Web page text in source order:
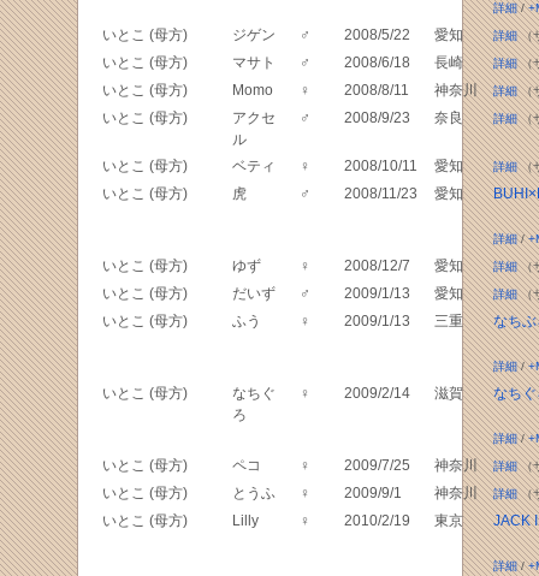
詳細/
いとこ (母方) ジゲン ♂ 2008/5/22 愛知 詳細（
いとこ (母方) マサト ♂ 2008/6/18 長崎 詳細（
いとこ (母方) Momo ♀ 2008/8/11 神奈川 詳細（
いとこ (母方)
アクセ
ル
♂ 2008/9/23 奈良 詳細（
いとこ (母方) ベティ ♀ 2008/10/11 愛知 詳細（
いとこ (母方) 虎 ♂ 2008/11/23 愛知
詳細/
いとこ (母方) ゆず ♀ 2008/12/7 愛知 詳細（
いとこ (母方) だいず ♂ 2009/1/13 愛知 詳細（
いとこ (母方) ふう ♀ 2009/1/13 三重 なちぶ
詳細/
いとこ (母方)
なちぐ
ろ
♀ 2009/2/14 滋賀 なち
詳細/
いとこ (母方) ペコ ♀ 2009/7/25 神奈川 詳細（
いとこ (母方) とうふ ♀ 2009/9/1 神奈川 詳細（
いとこ (母方) Lilly ♀ 2010/2/19 東京 JACK
詳細/